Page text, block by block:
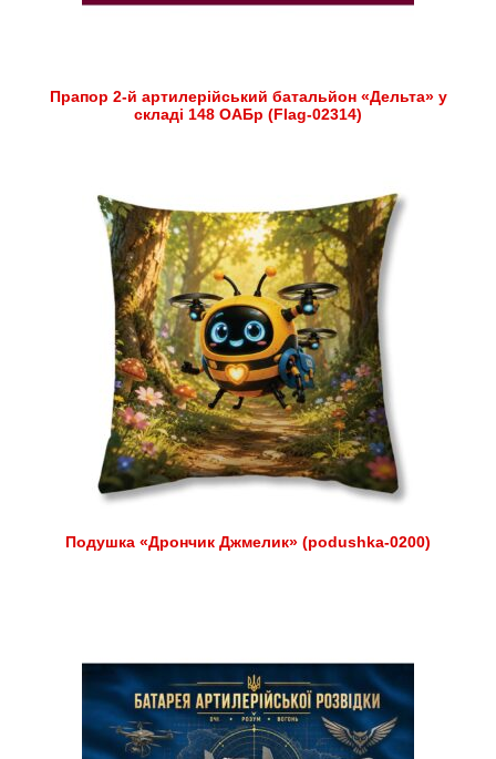
Прапор 2-й артилерійський батальйон «Дельта» у
складі 148 ОАБр (Flag-02314)
Подушка «Дрончик Джмелик» (podushka-0200)